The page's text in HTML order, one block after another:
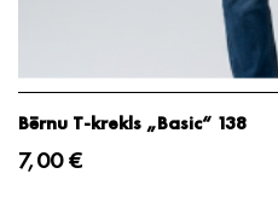
Bērnu T-krekls „Basic“ 138
7,00 €